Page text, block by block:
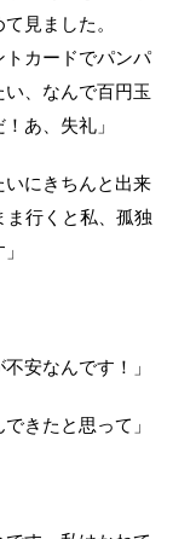
見ました。
トカードでパンパ
、なんで百円玉
あ、失礼」
いにきちんと出来
ま行くと私、孤独
安なんです！」
きたと思って」